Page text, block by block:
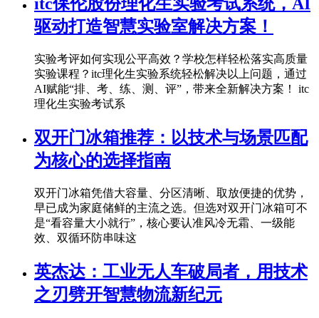
驱动打造智慧实验室解决方案！
实验考评如何实现公平高效？学校怎样轻松落实高质量
实验课程？itc理化生实验系统轻松解决以上问题，通过
AI赋能“排、考、练、测、评”，带来全新解决方案！ itc
理化生实验考试系
双开门冰箱推荐：以技术与场景匹配
为核心的选择指南
双开门冰箱凭借大容量、分区清晰、取放便捷的优势，
早已成为家庭储鲜的主流之选。但选对双开门冰箱可不
是“看容量大小就行”，核心要认准风冷无霜、一级能
效、双循环防串味这
英杰达：工业无人车破局者，用技术
之刃劈开智慧物流新纪元